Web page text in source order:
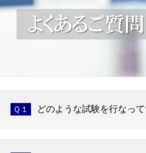
Ｑ１ どのような試験を行なって